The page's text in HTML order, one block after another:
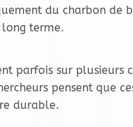
du charbon de
long terme.
parfois sur plusieurs
pensent que
durable.